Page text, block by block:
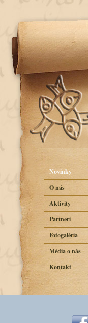
Novinky
O nás
Aktivity
Partneri
Fotogaléria
Média o nás
Kontakt